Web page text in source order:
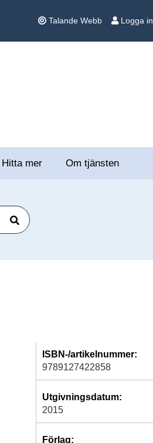
Talande Webb Logga in
Hitta mer Om tjänsten
Sök
ISBN-/artikelnummer:
9789127422858
Utgivningsdatum:
2015
Förlag: